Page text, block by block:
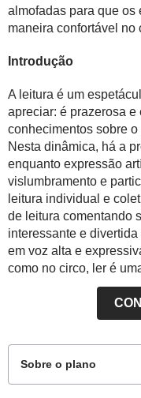
almofadas para que os
maneira confortável no
Introdução
A leitura é um
apreciar: é prazerosa
conhecimentos sobre
Nesta dinâmica, há a
enquanto expressão
vislumbramento e
leitura individual e
de leitura comentando
interessante e
em voz alta e
como no circo, ler é
Nesta fase, como as
relacionar elementos
ser lida
Sobre o plano